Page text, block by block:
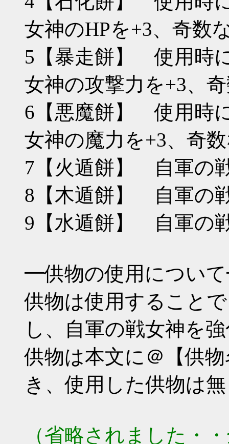
女神のHPを+3、奇数
5【暴走餅】 使用時
女神の攻撃力を+3、
6【悪魔餅】 使用時
女神の魔力を+3、奇
7【火遁餅】 自軍の
8【木遁餅】 自軍の
9【水遁餅】 自軍の
━供物の使用につい
供物は使用すること
し、自軍の戦女神を
供物は本文に＠【供
き、使用した供物は
（省略されました・